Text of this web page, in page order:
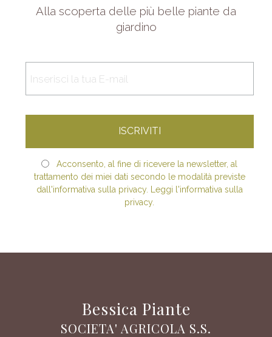
Alla scoperta delle più belle piante da
giardino
Acconsento, al fine di ricevere la newsletter, al
trattamento dei miei dati secondo le modalità previste
dall'informativa sulla privacy. Leggi l'informativa sulla
privacy.
Bessica Piante
SOCIETA' AGRICOLA S.S.